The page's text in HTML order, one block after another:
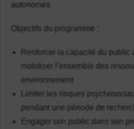
autonomes.
Objectifs du programme :
Renforcer la capacité du public
mobiliser l’ensemble des
environnement
Limiter les risques
pendant une période de
Engager son public dans son